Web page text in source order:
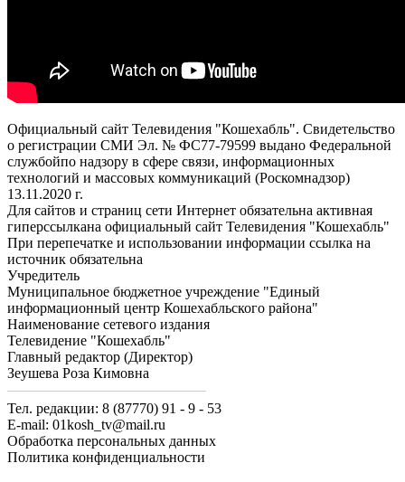
Официальный сайт Телевидения "Кошехабль". Свидетельство
о регистрации СМИ Эл. № ФС77-79599 выдано Федеральной
службойпо надзору в сфере связи, информационных
технологий и массовых коммуникаций (Роскомнадзор)
13.11.2020 г.
Для сайтов и страниц сети Интернет обязательна активная
гиперссылкана официальный сайт Телевидения "Кошехабль"
При перепечатке и использовании информации ссылка на
источник обязательна
Учредитель
Муниципальное бюджетное учреждение "Единый
информационный центр Кошехабльского района"
Наименование сетевого издания
Телевидение "Кошехабль"
Главный редактор (Директор)
Зеушева Роза Кимовна
Тел. редакции: 8 (87770) 91 - 9 - 53
E-mail: 01kosh_tv@mail.ru
Обработка персональных данных
Политика конфиденциальности